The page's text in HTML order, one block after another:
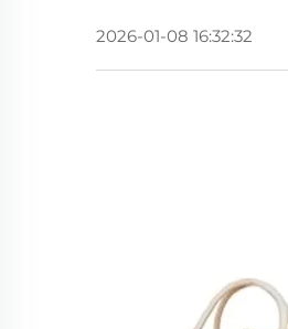
2026-01-08 16:32:32